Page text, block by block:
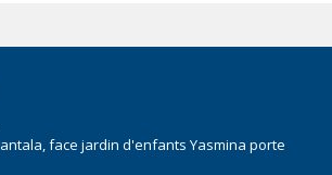
face jardin d'enfants Yasmina porte